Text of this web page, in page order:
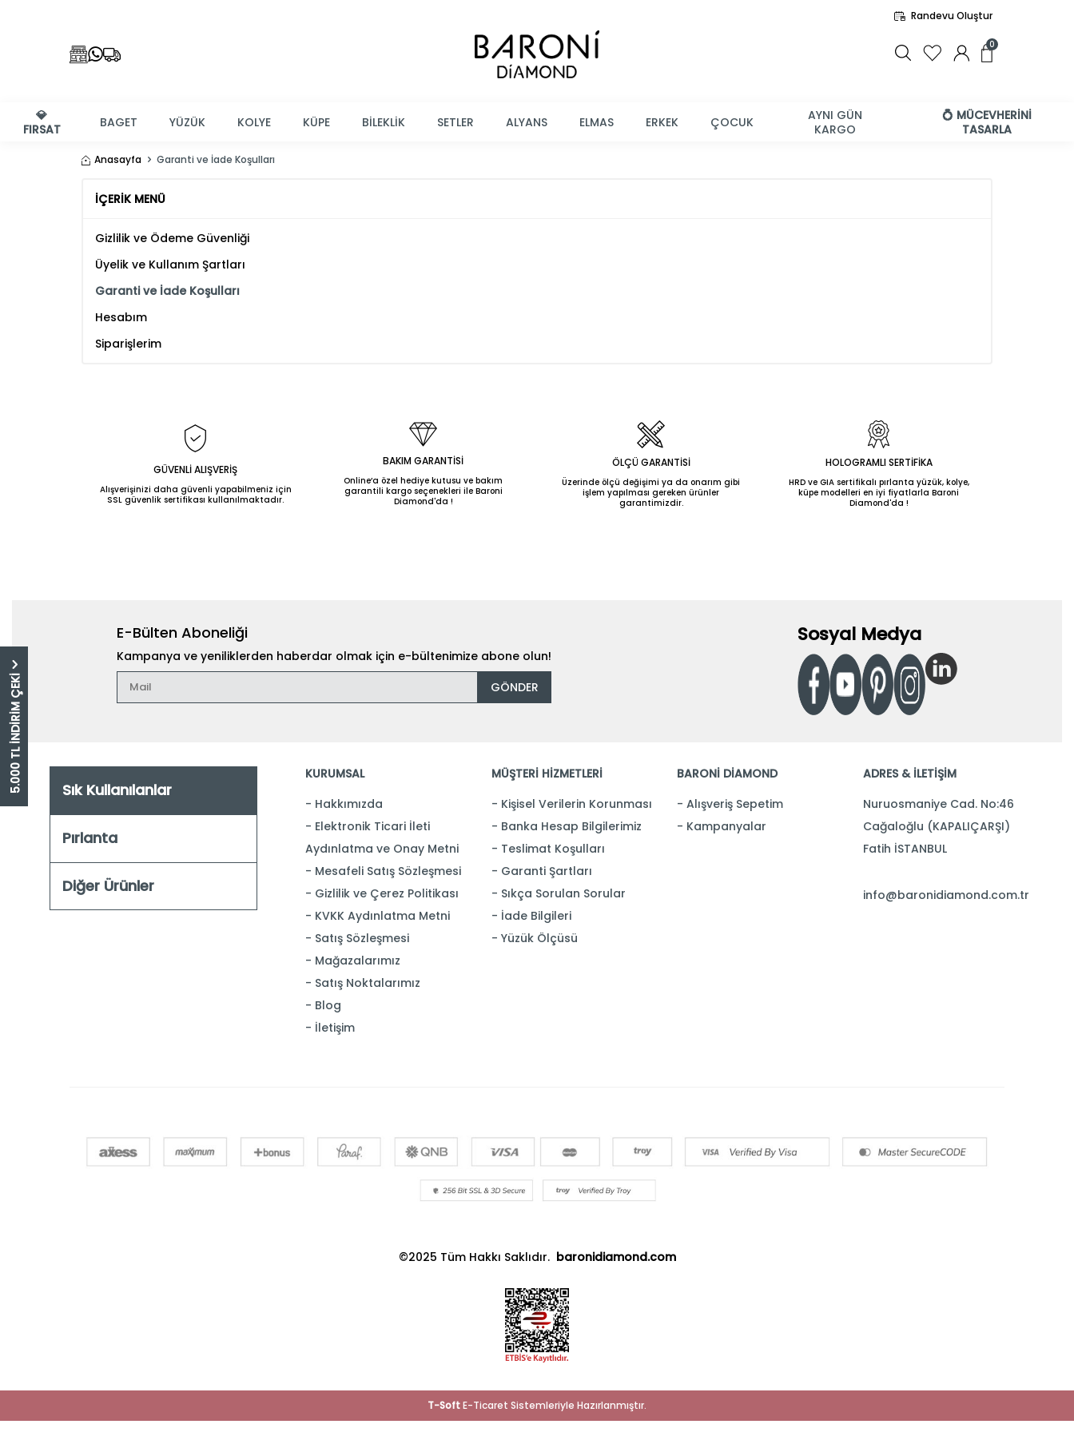
5.000 TL İNDİRİM ÇEKİ
Randevu Oluştur
0
💎
FIRSAT
BAGET YÜZÜK KOLYE KÜPE BİLEKLİK SETLER ALYANS ELMAS ERKEK ÇOCUK
AYNI GÜN
KARGO
💍 MÜCEVHERİNİ
TASARLA
Anasayfa Garanti ve İade Koşulları
İÇERIK MENÜ
Gizlilik ve Ödeme Güvenliği
Üyelik ve Kullanım Şartları
Garanti ve İade Koşulları
Hesabım
Siparişlerim
GÜVENLİ ALIŞVERİŞ
Alışverişinizi daha güvenli yapabilmeniz için
SSL güvenlik sertifikası kullanılmaktadır.
BAKIM GARANTİSİ
Online’a özel hediye kutusu ve bakım
garantili kargo seçenekleri ile Baroni
Diamond'da !
ÖLÇÜ GARANTİSİ
Üzerinde ölçü değişimi ya da onarım gibi
işlem yapılması gereken ürünler
garantimizdir.
HOLOGRAMLI SERTİFİKA
HRD ve GIA sertifikalı pırlanta yüzük, kolye,
küpe modelleri en iyi fiyatlarla Baroni
Diamond'da !
E-Bülten Aboneliği
Kampanya ve yeniliklerden haberdar olmak için e-bültenimize abone olun!
GÖNDER
Sosyal Medya
Sık Kullanılanlar
Pırlanta
Diğer Ürünler
KURUMSAL
Hakkımızda
Elektronik Ticari İleti
Aydınlatma ve Onay Metni
Mesafeli Satış Sözleşmesi
Gizlilik ve Çerez Politikası
KVKK Aydınlatma Metni
Satış Sözleşmesi
Mağazalarımız
Satış Noktalarımız
Blog
İletişim
MÜŞTERİ HİZMETLERİ
Kişisel Verilerin Korunması
Banka Hesap Bilgilerimiz
Teslimat Koşulları
Garanti Şartları
Sıkça Sorulan Sorular
İade Bilgileri
Yüzük Ölçüsü
BARONİ DİAMOND
Alışveriş Sepetim
Kampanyalar
ADRES & İLETİŞİM
Nuruosmaniye Cad. No:46
Cağaloğlu (KAPALIÇARŞI)
Fatih İSTANBUL
info@baronidiamond.com.tr
©2025 Tüm Hakkı Saklıdır. baronidiamond.com
T-SoftE-Ticaret Sistemleriyle Hazırlanmıştır.